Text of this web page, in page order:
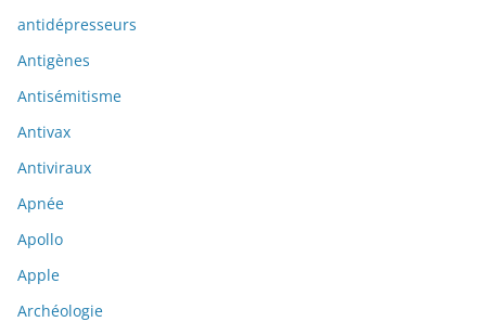
antidépresseurs
Antigènes
Antisémitisme
Antivax
Antiviraux
Apnée
Apollo
Apple
Archéologie